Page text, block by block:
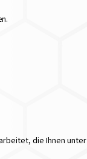
die Ihnen unter